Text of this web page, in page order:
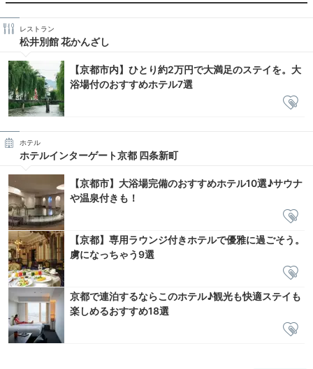
レストラン
松井別館 花かんざし
【京都市内】ひとり約2万円で大満足のステイを。大
浴場付のおすすめホテル7選
ホテル
ホテルインターゲート京都 四条新町
【京都市】大浴場完備のおすすめホテル10選♪サウナ
や温泉付きも！
【京都】専用ラウンジ付きホテルで優雅に過ごそう。
虜になっちゃう9選
京都で連泊するならこのホテル♪観光も快適ステイも
楽しめるおすすめ18選